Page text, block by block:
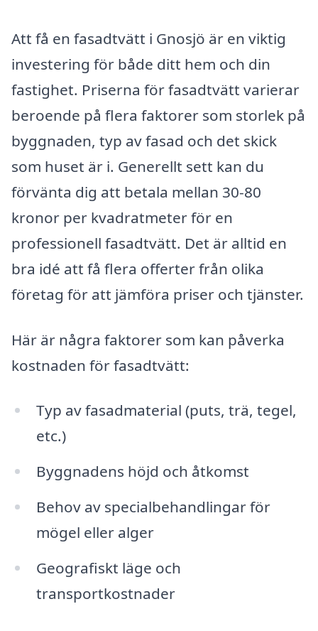
Att få en fasadtvätt i Gnosjö är en viktig
investering för både ditt hem och din
fastighet. Priserna för fasadtvätt varierar
beroende på flera faktorer som storlek på
byggnaden, typ av fasad och det skick
som huset är i. Generellt sett kan du
förvänta dig att betala mellan 30-80
kronor per kvadratmeter för en
professionell fasadtvätt. Det är alltid en
bra idé att få flera offerter från olika
företag för att jämföra priser och tjänster.
Här är några faktorer som kan påverka
kostnaden för fasadtvätt:
Typ av fasadmaterial (puts, trä, tegel,
etc.)
Byggnadens höjd och åtkomst
Behov av specialbehandlingar för
mögel eller alger
Geografiskt läge och
transportkostnader